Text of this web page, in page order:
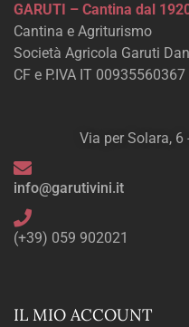
GARUTI – Cantina dal
Cantina e Agriturismo
Società Agricola Garuti
CF e P.IVA IT 00935560367
Via per Solara, 6
info@garutivini.it
(+39) 059 902021
IL MIO ACCOUNT